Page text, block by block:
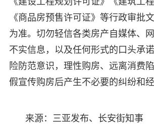
《商品房预售许可证》等行政审批
为准。切勿轻信各类房产自媒体、
不实信息，以及任何形式的口头承
险防范意识，理性购房、远离消费
假宣传购房后产生不必要的纠纷和经
来源：三亚发布、长安街知事